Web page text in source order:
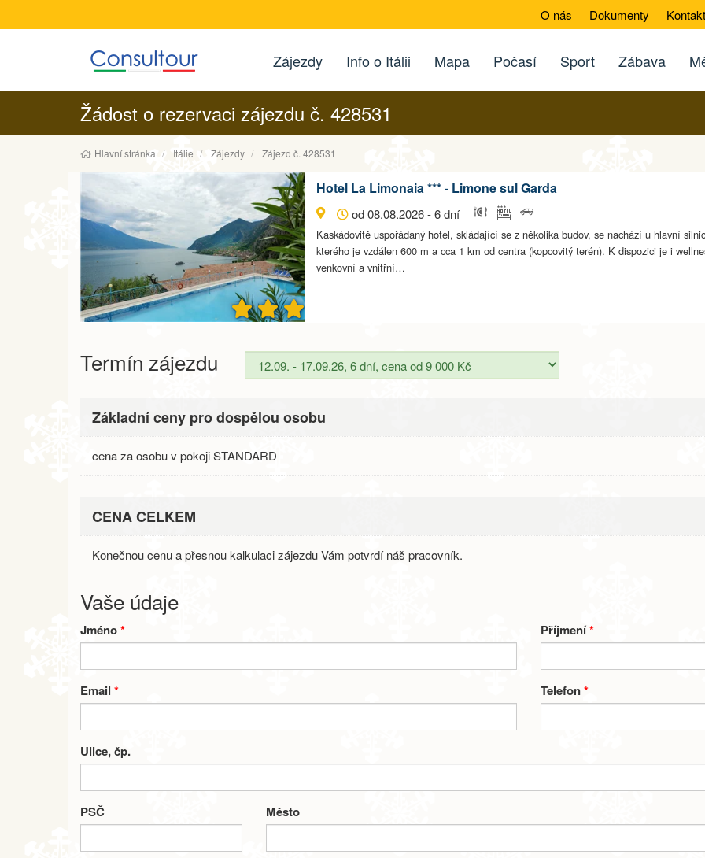
O nás Dokumenty
Zájezdy Info o Itálii Mapa Počasí Sport Zábava
Žádost o rezervaci zájezdu č. 428531
Hlavní stránka Itálie Zájezdy Zájezd č. 428531
Hotel La Limonaia *** - Limone sul Garda
od 08.08.2026 - 6 dní
Kaskádovitě uspořádaný hotel, skládající se z několika budov, se nachází u hlavní
kterého je vzdálen 600 m a cca 1 km od centra (kopcovitý terén). K dispozici je i
venkovní a vnitřní…
Termín zájezdu
Základní ceny pro dospělou osobu
cena za osobu v pokoji STANDARD
CENA CELKEM
Konečnou cenu a přesnou kalkulaci zájezdu Vám potvrdí náš pracovník.
Vaše údaje
Jméno* Příjmení*
Email * Telefon*
Ulice, čp.
PSČ Město